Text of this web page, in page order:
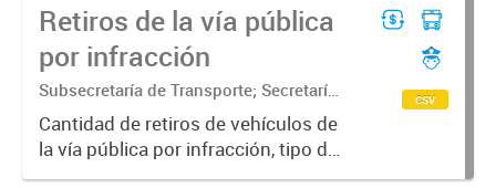
Retiros de la vía pública
por infracción
Subsecretaría de Transporte; Secretaría
de Movilidad Urbana y Seguridad
ciudadana
Cantidad de retiros de vehículos de
la vía pública por infracción, tipo de
vehículo y tipo de infracción
csv